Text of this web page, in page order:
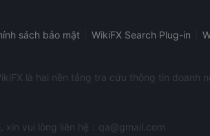
sách bảo mật WikiFX Search Plug-in
là hai nền tảng tra cứu thông tin
vui lòng liên hệ：qa@gmail.com